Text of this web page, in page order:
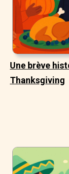
Une brève
Thanksgiving